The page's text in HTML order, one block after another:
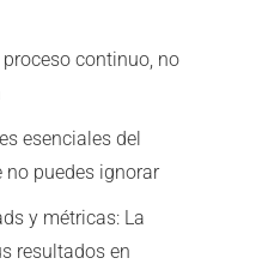
continuo, no
esenciales del
puedes ignorar
y métricas: La
resultados en